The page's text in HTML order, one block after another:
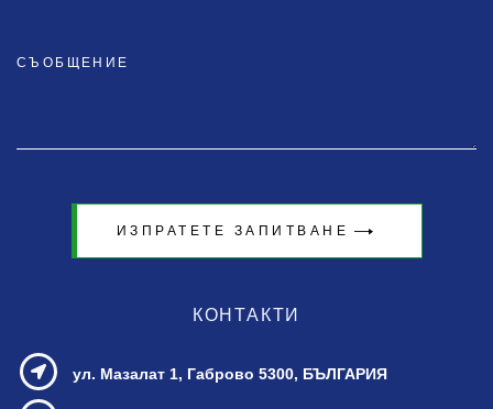
ИЗПРАТЕТЕ ЗАПИТВАНЕ
КОНТАКТИ
ул. Мазалат 1, Габрово 5300, БЪЛГАРИЯ